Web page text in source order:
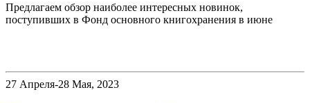
Предлагаем обзор наиболее интересных новинок,
поступивших в Фонд основного книгохранения в июне
27 Апреля-28 Мая, 2023